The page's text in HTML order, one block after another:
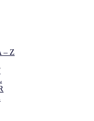
– Z